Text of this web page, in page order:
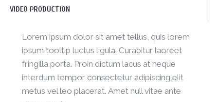
VIDEO PRODUCTION
Lorem ipsum dolor sit amet tellus, quis lorem
ipsum tooltip luctus ligula. Curabitur laoreet
fringilla porta. Proin dictum lacus at neque
interdum tempor consectetur adipiscing elit
metus vel leo placerat. Amet null vitae ante